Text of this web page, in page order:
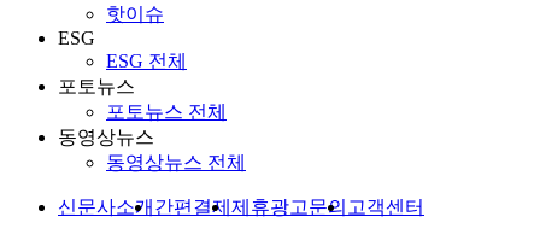
핫이슈
ESG
ESG 전체
포토뉴스
포토뉴스 전체
동영상뉴스
동영상뉴스 전체
신문사소개 간편결제 제휴광고문의 고객센터